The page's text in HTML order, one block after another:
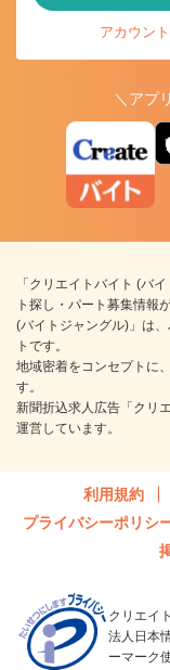
アカウン
＼アプ
「クリエイトバイト (バ
ト探し・パート募集情報
(バイトジャングル)」は
トです。
地域密着をコンセプトに
す。
新聞折込求人広告「クリ
運営しています。
利用規約
プライバシーポリシ
クリエイ
法人日本
ーマーク